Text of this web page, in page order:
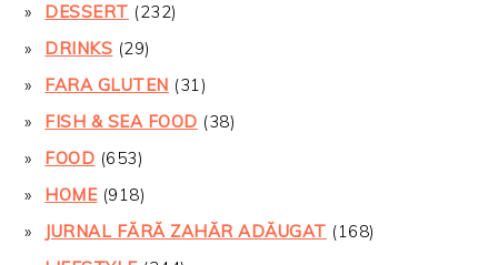
DESSERT (232)
DRINKS (29)
FARA GLUTEN (31)
FISH & SEA FOOD (38)
FOOD (653)
HOME(918)
JURNAL FĂRĂ ZAHĂR ADĂUGAT (168)